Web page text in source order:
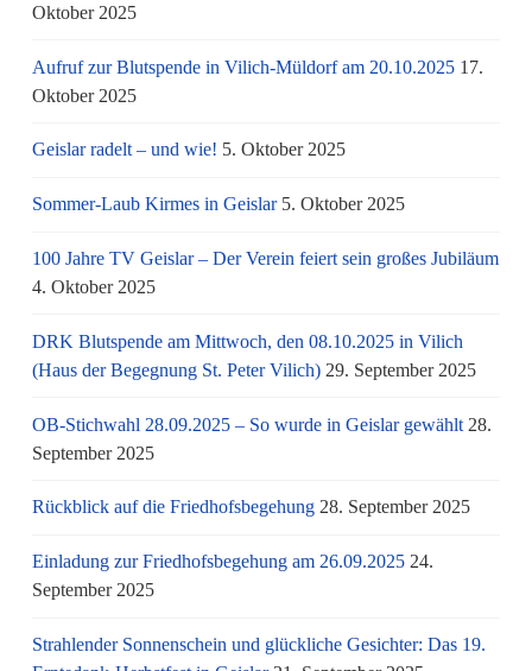
Oktober 2025
Aufruf zur Blutspende in Vilich-Müldorf am 20.10.2025 17.
Oktober 2025
Geislar radelt – und wie! 5. Oktober 2025
Sommer-Laub Kirmes in Geislar 5. Oktober 2025
100 Jahre TV Geislar – Der Verein feiert sein großes Jubiläum
4. Oktober 2025
DRK Blutspende am Mittwoch, den 08.10.2025 in Vilich
(Haus der Begegnung St. Peter Vilich) 29. September 2025
OB-Stichwahl 28.09.2025 – So wurde in Geislar gewählt 28.
September 2025
Rückblick auf die Friedhofsbegehung 28. September 2025
Einladung zur Friedhofsbegehung am 26.09.2025 24.
September 2025
Strahlender Sonnenschein und glückliche Gesichter: Das 19.